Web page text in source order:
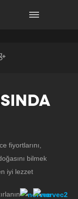
fiyortlarını,
bilmek
iyi lezzet